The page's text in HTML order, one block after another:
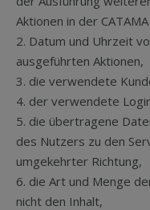
Aktionen in der
2. Datum und Uhrzeit
ausgeführten Aktionen,
3. die verwendete
4. der verwendete
5. die übertragene
des Nutzers zu den
umgekehrter Richtung,
6. die Art und Menge
nicht den Inhalt,